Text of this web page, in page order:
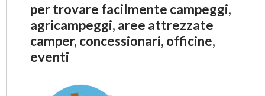
per trovare facilmente campeggi,
agricampeggi, aree attrezzate
camper, concessionari, officine,
eventi